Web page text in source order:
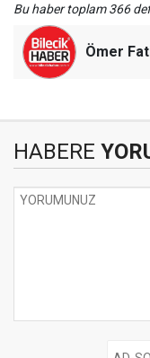
Bu haber toplam 366
Ömer
HABERE